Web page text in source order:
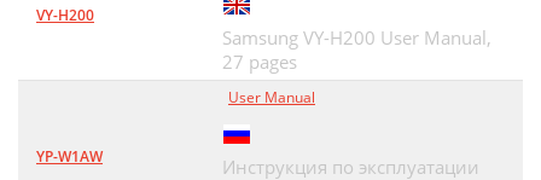
VY-H200
Samsung VY-H200 User Manual,
27 pages
YP-W1AW
User Manual
Инструкция по эксплуатации